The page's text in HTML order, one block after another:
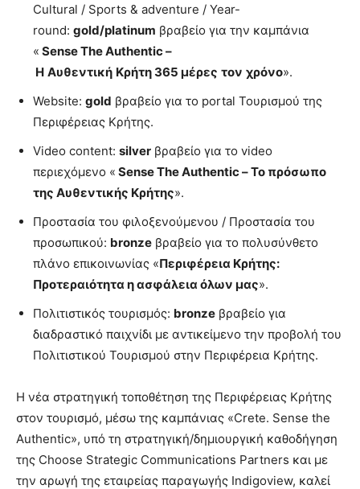
Cultural / Sports & adventure / Year-
round: gold/platinum βραβείο για την καμπάνια
« Sense The Authentic –
Η Αυθεντική Κρήτη 365 μέρες τον χρόνο».
Website: gold βραβείο για το portal Τουρισμού της
Περιφέρειας Κρήτης.
Video content: silver βραβείο για το video
περιεχόμενο « Sense The Authentic – Το πρόσωπο
της Αυθεντικής Κρήτης».
Προστασία του φιλοξενούμενου / Προστασία του
προσωπικού: bronze βραβείο για το πολυσύνθετο
πλάνο επικοινωνίας «Περιφέρεια Κρήτης:
Προτεραιότητα η ασφάλεια όλων μας».
Πολιτιστικός τουρισμός: bronze βραβείο για
διαδραστικό παιχνίδι με αντικείμενο την προβολή του
Πολιτιστικού Τουρισμού στην Περιφέρεια Κρήτης.
Η νέα στρατηγική τοποθέτηση της Περιφέρειας Κρήτης
στον τουρισμό, μέσω της καμπάνιας «Crete. Sense the
Authentic», υπό τη στρατηγική/δημιουργική καθοδήγηση
της Choose Strategic Communications Partners και με
την αρωγή της εταιρείας παραγωγής Indigoview, καλεί